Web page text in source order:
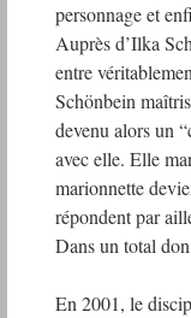
personnage et
Auprès d’Ilka
entre
Schönbein
devenu alors un
avec elle. Elle
marionnette
répondent par
Dans un total
En 2001, le